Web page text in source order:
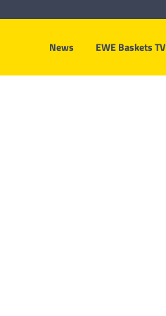
News EWE Baskets TV